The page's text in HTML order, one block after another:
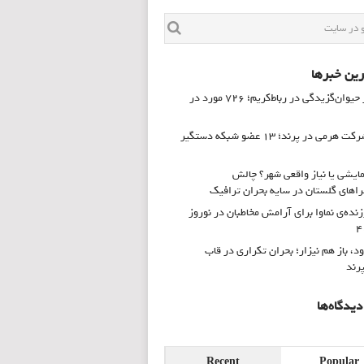
خبرها
زنگ خطر حیوان‌گزیدگی در رباط‌کریم؛ ۷۲۶ مورد در
انهدام شرکت هرمی در پرند؛ ۱۳ عضو شبکه دستگیر
یا نیاز واقعی شهر؟ چالش
گلستان در سایه بحران ترافیک
نماوا برای آرامش مخاطبان در نوروز
باز هم نیزار؛ بحران تکراری در قاب